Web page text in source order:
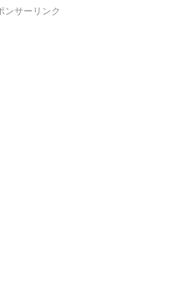
ンサーリンク